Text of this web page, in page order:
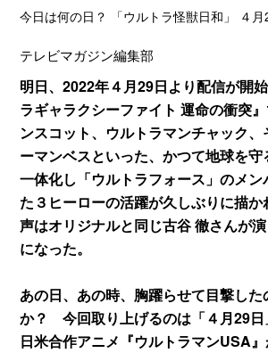
今日は何の日？ 「ウルトラ怪獣日和」 ４月
テレビマガジン編集部
明日、2022年４月29日より配信が開
ラギャラクシーファイト 運命の衝突
ンスコット、ウルトラマンチャック
ーマンベスといった、かつて地球を守
一体化し「ウルトラフォース」のメ
た３ヒーローの活躍が久しぶりに描
声はオリジナルと同じ古谷 徹さんが
になった。
あの日、あの時、胸躍らせて目撃し
か？ 今回取り上げるのは「４月29日
日米合作アニメ『ウルトラマンUSA